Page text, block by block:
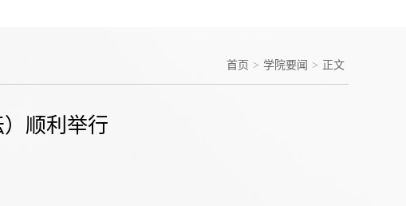
首页 > 学院要闻 > 正文
顺利举行